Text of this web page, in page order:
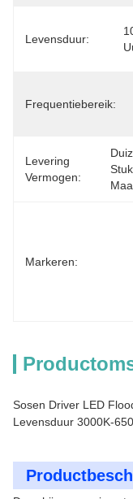
Levensduur:
Frequentiebereik:
Levering
Vermogen:
Markeren:
Sosen Driver LED
Levensduur 3000K-